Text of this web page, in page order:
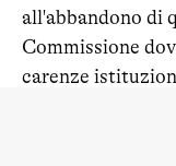
all'abbandono di
Commissione
carenze